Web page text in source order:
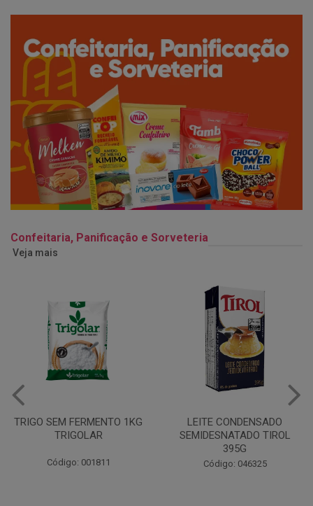
Confeitaria, Panificação e Sorveteria
Veja mais
TRIGO SEM FERMENTO 1KG
TRIGOLAR
Código: 001811
LEITE CONDENSADO
SEMIDESNATADO TIROL
395G
Código: 046325